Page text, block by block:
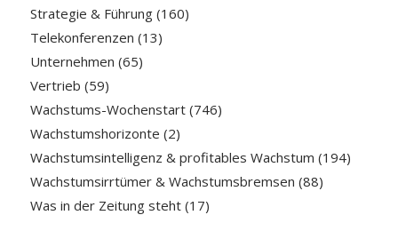
Strategie & Führung(160)
Telekonferenzen (13)
Unternehmen (65)
Vertrieb (59)
Wachstums-Wochenstart(746)
Wachstumshorizonte (2)
Wachstumsintelligenz & profitables Wachstum (194)
Wachstumsirrtümer & Wachstumsbremsen (88)
Was in der Zeitung steht(17)